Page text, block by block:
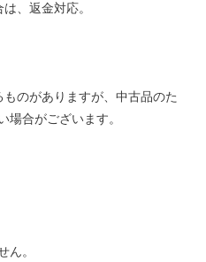
、返金対応。
のがありますが、中古品のた
場合がございます。
。